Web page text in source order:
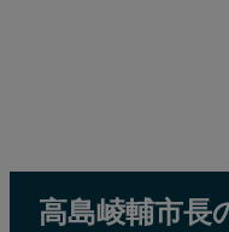
高島崚輔市長